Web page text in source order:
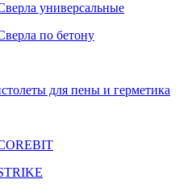
универсальные
по бетону
для пены и герметика